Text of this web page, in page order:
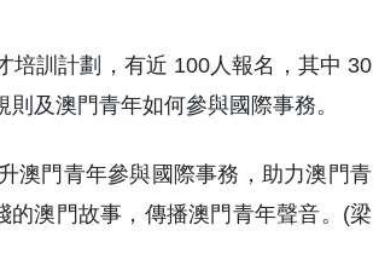
培訓計劃，有近 100人報名，其中 30
及澳門青年如何參與國際事務。
澳門青年參與國際事務，助力澳門青
的澳門故事，傳播澳門青年聲音。(梁